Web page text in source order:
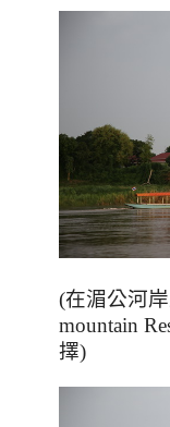
(在湄公河
mountain
擇)